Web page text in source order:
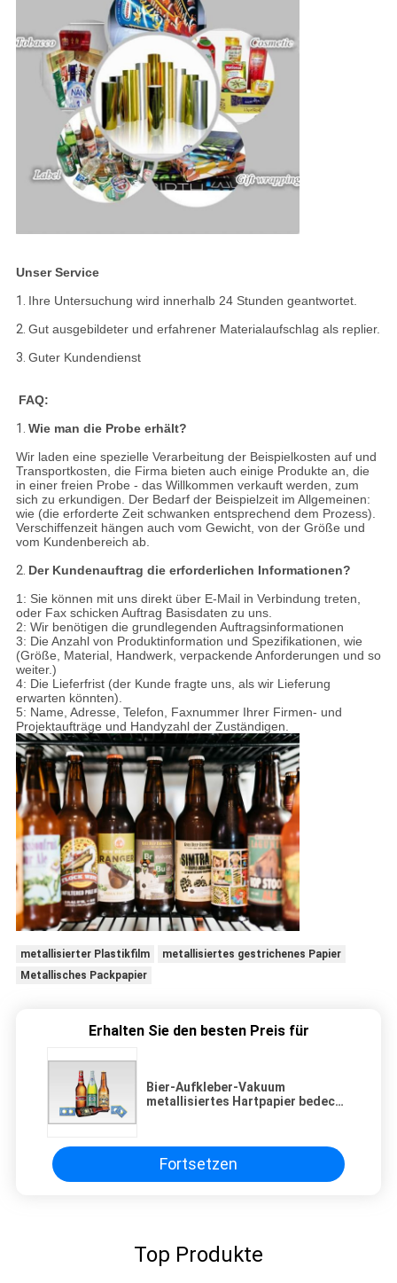
Unser Service
1. Ihre Untersuchung wird innerhalb 24 Stunden geantwortet.
2. Gut ausgebildeter und erfahrener Materialaufschlag als replier.
3. Guter Kundendienst
FAQ:
1. Wie man die Probe erhält?
Wir laden eine spezielle Verarbeitung der Beispielkosten auf und
Transportkosten, die Firma bieten auch einige Produkte an, die
in einer freien Probe - das Willkommen verkauft werden, zum
sich zu erkundigen. Der Bedarf der Beispielzeit im Allgemeinen:
wie (die erforderte Zeit schwanken entsprechend dem Prozess).
Verschiffenzeit hängen auch vom Gewicht, von der Größe und
vom Kundenbereich ab.
2. Der Kundenauftrag die erforderlichen Informationen?
1: Sie können mit uns direkt über E-Mail in Verbindung treten,
oder Fax schicken Auftrag Basisdaten zu uns.
2: Wir benötigen die grundlegenden Auftragsinformationen
3: Die Anzahl von Produktinformation und Spezifikationen, wie
(Größe, Material, Handwerk, verpackende Anforderungen und so
weiter.)
4: Die Lieferfrist (der Kunde fragte uns, als wir Lieferung
erwarten könnten).
5: Name, Adresse, Telefon, Faxnummer Ihrer Firmen- und
Projektaufträge und Handyzahl der Zuständigen.
metallisierter Plastikfilm
metallisiertes gestrichenes Papier
Metallisches Packpapier
Erhalten Sie den besten Preis für
Bier-Aufkleber-Vakuum
metallisiertes Hartpapier bedeckt
Fortsetzen
Top Produkte